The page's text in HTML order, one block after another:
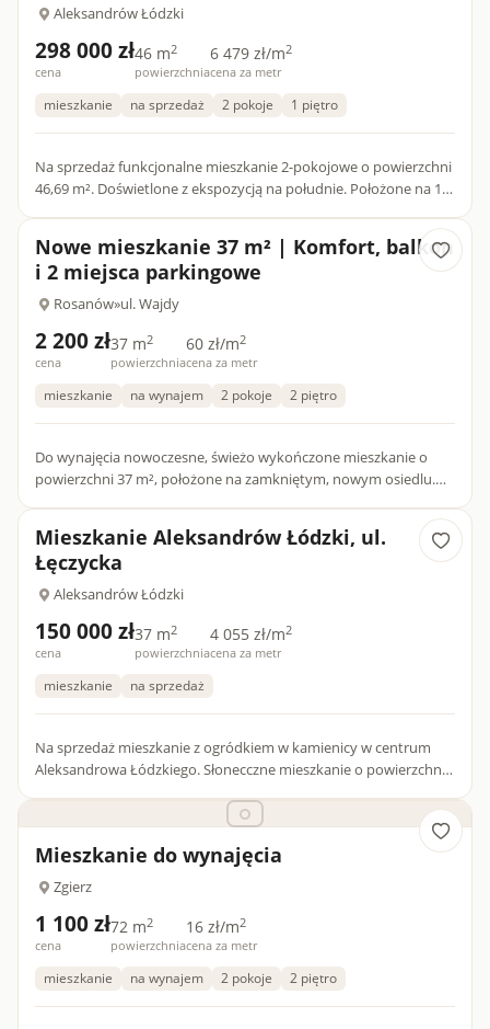
Aleksandrów Łódzki
298 000 zł
cena
46 m2
powierzchnia
6 479 zł/m2
cena za metr
mieszkanie na sprzedaż 2 pokoje 1 piętro
Na sprzedaż funkcjonalne mieszkanie 2-pokojowe o powierzchni
46,69 m². Doświetlone z ekspozycją na południe. Położone na 1
Nowe mieszkanie 37 m² | Komfort, balkon
i 2 miejsca parkingowe
Rosanów»ul. Wajdy
2 200 zł
cena
37 m2
powierzchnia
60 zł/m2
cena za metr
mieszkanie na wynajem 2 pokoje 2 piętro
Do wynajęcia nowoczesne, świeżo wykończone mieszkanie o
powierzchni 37 m², położone na zamkniętym, nowym osiedlu.
Mieszkanie Aleksandrów Łódzki, ul.
Łęczycka
Aleksandrów Łódzki
150 000 zł
cena
37 m2
powierzchnia
4 055 zł/m2
cena za metr
mieszkanie na sprzedaż
Na sprzedaż mieszkanie z ogródkiem w kamienicy w centrum
Aleksandrowa Łódzkiego. Słonecczne mieszkanie o powierzchni
Mieszkanie do wynajęcia
Zgierz
1 100 zł
cena
72 m2
powierzchnia
16 zł/m2
cena za metr
mieszkanie na wynajem 2 pokoje 2 piętro